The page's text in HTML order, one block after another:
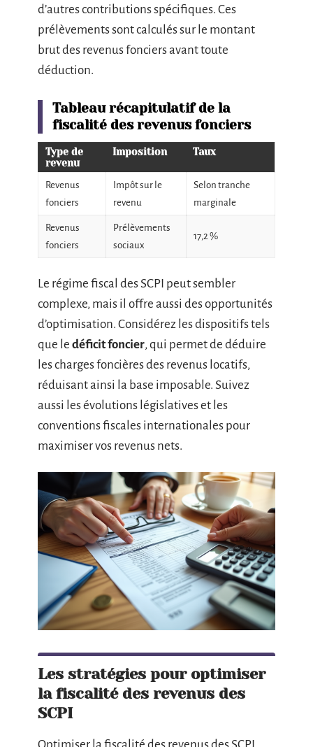
d’autres contributions spécifiques. Ces
prélèvements sont calculés sur le montant
brut des revenus fonciers avant toute
déduction.
Tableau récapitulatif de la
fiscalité des revenus fonciers
Type de
revenu
Imposition Taux
Revenus
fonciers
Impôt sur le
revenu
Selon tranche
marginale
Revenus
fonciers
Prélèvements
sociaux
17,2 %
Le régime fiscal des SCPI peut sembler
complexe, mais il offre aussi des opportunités
d’optimisation. Considérez les dispositifs tels
que le déficit foncier, qui permet de déduire
les charges foncières des revenus locatifs,
réduisant ainsi la base imposable. Suivez
aussi les évolutions législatives et les
conventions fiscales internationales pour
maximiser vos revenus nets.
Les stratégies pour optimiser
la fiscalité des revenus des
SCPI